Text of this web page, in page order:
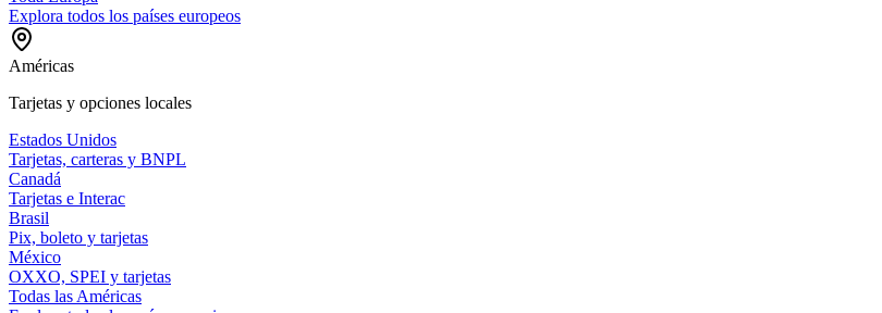
Explora todos los países europeos
Américas
Tarjetas y opciones locales
Estados Unidos
Tarjetas, carteras y BNPL
Canadá
Tarjetas e Interac
Brasil
Pix, boleto y tarjetas
México
OXXO, SPEI y tarjetas
Todas las Américas